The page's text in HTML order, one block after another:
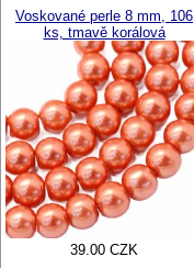
Voskované perle 8 mm, 106
ks, tmavě korálová
39.00 CZK